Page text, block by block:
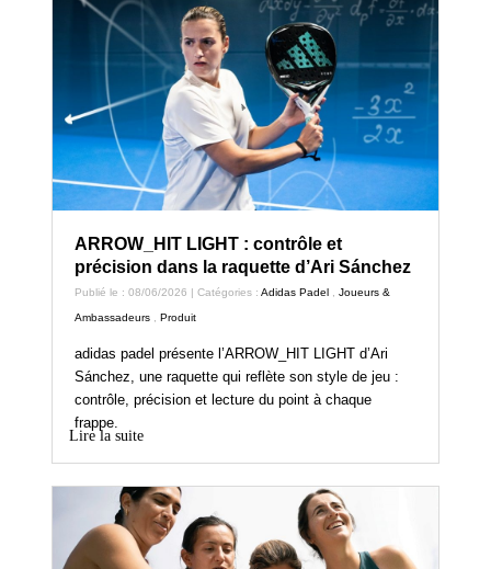
ARROW_HIT LIGHT : contrôle et
précision dans la raquette d’Ari Sánchez
Publié le : 08/06/2026 | Catégories :Adidas Padel ,Joueurs &
Ambassadeurs ,Produit
adidas padel présente l’ARROW_HIT LIGHT d’Ari
Sánchez, une raquette qui reflète son style de jeu :
contrôle, précision et lecture du point à chaque
frappe.
Lire la suite